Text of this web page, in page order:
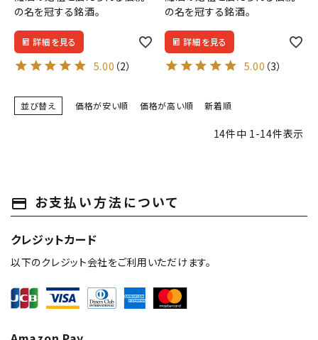
の名を冠する銘酒。
詳細を見る
5.00 （2）
の名を冠する銘酒。
詳細を見る
5.00 （3）
並び替え 価格が安い順 価格が高い順 新着順
14件中 1-14件表示
payment お支払い方法について
クレジットカード
以下のクレジット会社をご利用いただけます。